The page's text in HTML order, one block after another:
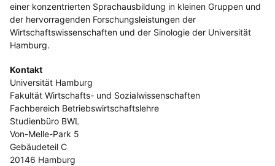
einer konzentrierten Sprachausbildung in kleinen Gruppen und
der hervorragenden Forschungsleistungen der
Wirtschaftswissenschaften und der Sinologie der Universität
Hamburg.
Kontakt
Universität Hamburg
Fakultät Wirtschafts- und Sozialwissenschaften
Fachbereich Betriebswirtschaftslehre
Studienbüro BWL
Von-Melle-Park 5
Gebäudeteil C
20146 Hamburg